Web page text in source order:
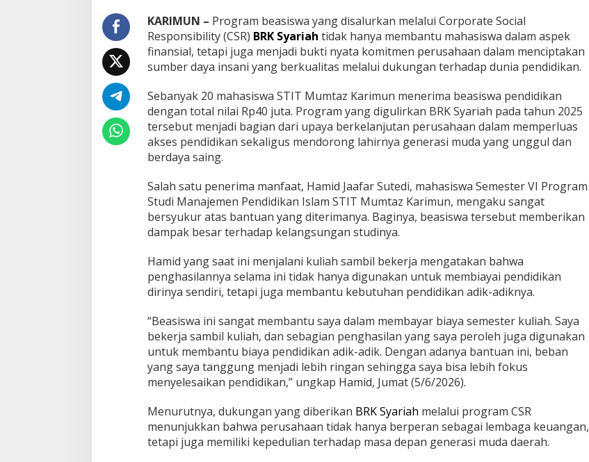
T
M
u
m
t
z
K
a
r
i
m
n
W
u
j
u
k
a
n
C
t
a
-
c
i
t
P
e
n
d
KARIMUN – Program beasiswa yang disalurkan melalui Corporate Social
Responsibility (CSR) BRK Syariah tidak hanya membantu mahasiswa dalam aspek
finansial, tetapi juga menjadi bukti nyata komitmen perusahaan dalam menciptakan
sumber daya insani yang berkualitas melalui dukungan terhadap dunia pendidikan.
Sebanyak 20 mahasiswa STIT Mumtaz Karimun menerima beasiswa pendidikan
dengan total nilai Rp40 juta. Program yang digulirkan BRK Syariah pada tahun 2025
tersebut menjadi bagian dari upaya berkelanjutan perusahaan dalam memperluas
akses pendidikan sekaligus mendorong lahirnya generasi muda yang unggul dan
berdaya saing.
Salah satu penerima manfaat, Hamid Jaafar Sutedi, mahasiswa Semester VI Program
Studi Manajemen Pendidikan Islam STIT Mumtaz Karimun, mengaku sangat
bersyukur atas bantuan yang diterimanya. Baginya, beasiswa tersebut memberikan
dampak besar terhadap kelangsungan studinya.
Hamid yang saat ini menjalani kuliah sambil bekerja mengatakan bahwa
penghasilannya selama ini tidak hanya digunakan untuk membiayai pendidikan
dirinya sendiri, tetapi juga membantu kebutuhan pendidikan adik-adiknya.
“Beasiswa ini sangat membantu saya dalam membayar biaya semester kuliah. Saya
bekerja sambil kuliah, dan sebagian penghasilan yang saya peroleh juga digunakan
untuk membantu biaya pendidikan adik-adik. Dengan adanya bantuan ini, beban
yang saya tanggung menjadi lebih ringan sehingga saya bisa lebih fokus
menyelesaikan pendidikan,” ungkap Hamid, Jumat (5/6/2026).
Menurutnya, dukungan yang diberikan BRK Syariah melalui program CSR
menunjukkan bahwa perusahaan tidak hanya berperan sebagai lembaga keuangan,
tetapi juga memiliki kepedulian terhadap masa depan generasi muda daerah.